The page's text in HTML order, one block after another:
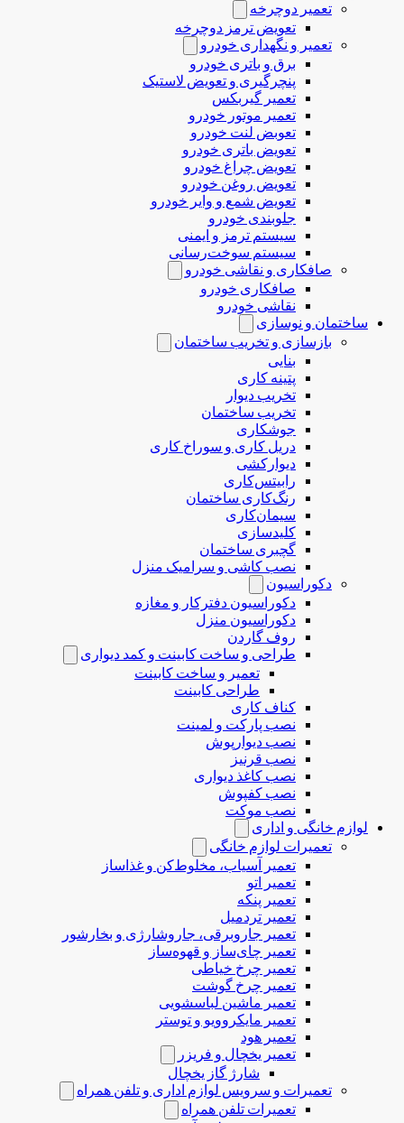
تعمیر دوچرخه
تعویض ترمز دوچرخه
تعمیر و نگهداری خودرو
برق و باتری خودرو
پنچرگیری و تعویض لاستیک
تعمیر گیربکس
تعمیر موتور خودرو
تعوبض لنت خودرو
تعویض باتری خودرو
تعویض چراغ خودرو
تعویض روغن خودرو
تعویض شمع و وایر خودرو
جلوبندی خودرو
سیستم ترمز و ایمنی
سیستم سوخت‌رسانی
صافکاری و نقاشی خودرو
صافکاری خودرو
نقاشی خودرو
ساختمان و نوسازی
بازسازی و تخریب ساختمان
بنایی
پتینه کاری
تخریب دیوار
تخریب ساختمان
جوشکاری
دریل کاری و سوراخ کاری
دیوارکشی
رابیتس‌کاری
رنگ‌کاری ساختمان
سیمان‌کاری
کلیدسازی
گچبری ساختمان
نصب کاشی و سرامیک منزل
دکوراسیون
دکوراسیون دفترکار و مغازه
دکوراسیون منزل
روف گاردن
طراحی و ساخت کابینت و کمد دیواری
تعمیر و ساخت کابینت
طراحی کابینت
کناف کاری
نصب پارکت و لمینت
نصب دیوارپوش
نصب قرنیز
نصب کاغذ دیواری
نصب کفپوش
نصب موکت
لوازم خانگی و اداری
تعمیرات لوازم خانگی
تعمیر آسیاب، مخلوط‌کن و غذاساز
تعمیر اتو
تعمیر پنکه
تعمیر تردمیل
تعمیر جاروبرقی، جاروشارژی و بخارشور
تعمیر چای‌ساز و قهوه‌ساز
تعمیر چرخ خیاطی
تعمیر چرخ گوشت
تعمیر ماشین لباسشویی
تعمیر مایکروویو و توستر
تعمیر هود
تعمیر یخچال و فریزر
شارژ گاز یخچال
تعمیرات و سرویس لوازم اداری و تلفن همراه
تعمیرات تلفن همراه